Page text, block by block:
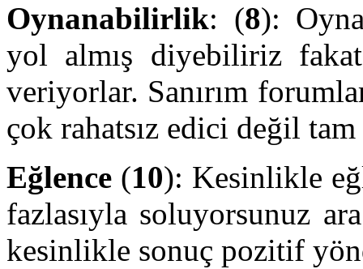
Oynanabilirlik: (8):
yol almış diyebiliriz
veriyorlar. Sanırım
çok rahatsız edici değil
Eğlence (10): Kesinlikle
fazlasıyla soluyorsunuz
kesinlikle sonuç pozitif